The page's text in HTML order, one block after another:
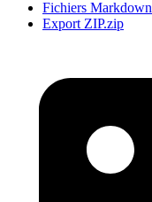
Fichiers Markdown
Export ZIP.zip